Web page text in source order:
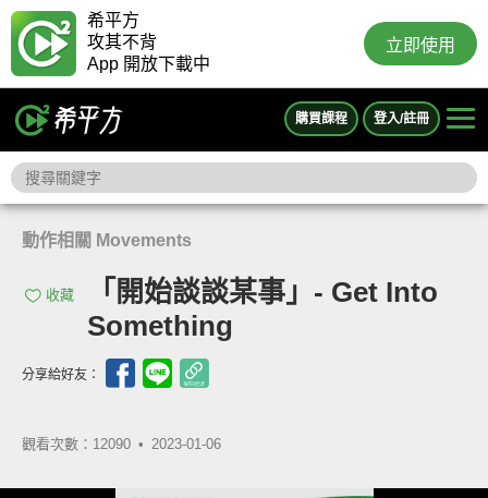
希平方
攻其不背
App 開放下載中
立即使用
購買課程 登入/註冊
動作相關 Movements
收藏
「開始談談某事」- Get Into
Something
分享給好友：
觀看次數：12090 • 2023-01-06